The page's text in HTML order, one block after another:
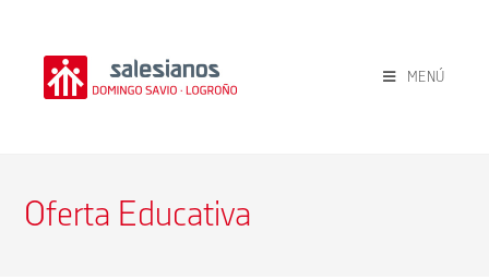
MENÚ
Oferta Educativa